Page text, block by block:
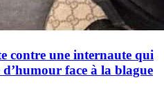
contre une internaute qui
face à la blague